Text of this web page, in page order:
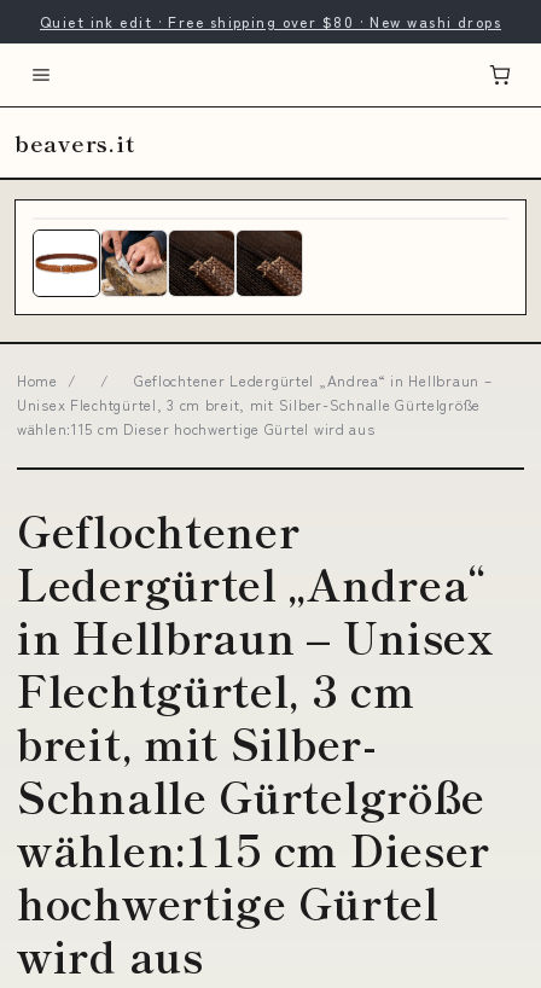
Quiet ink edit · Free shipping over $80 · New washi drops
beavers.it
Home / /
Geflochtener Ledergürtel „Andrea“ in Hellbraun –
Unisex Flechtgürtel, 3 cm breit, mit Silber-Schnalle Gürtelgröße
wählen:115 cm Dieser hochwertige Gürtel wird aus
Geflochtener
Ledergürtel „Andrea“
in Hellbraun – Unisex
Flechtgürtel, 3 cm
breit, mit Silber-
Schnalle Gürtelgröße
wählen:115 cm Dieser
hochwertige Gürtel
wird aus